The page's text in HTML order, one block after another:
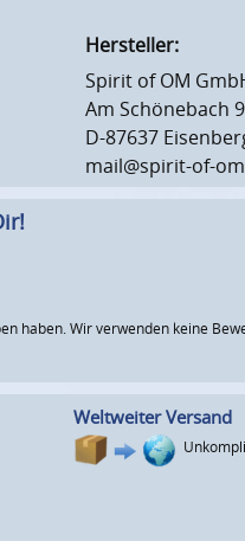
Hersteller:
Spirit of OM
Am Schönebach 9
D-87637
mail@spirit-of-
haben. Wir verwenden keine
Weltweiter Versand